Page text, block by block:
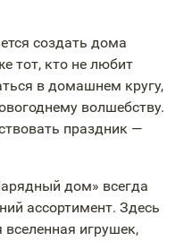
создать дома
тот, кто не любит
в домашнем кругу,
волшебству.
праздник —
дом» всегда
ассортимент. Здесь
вселенная игрушек,